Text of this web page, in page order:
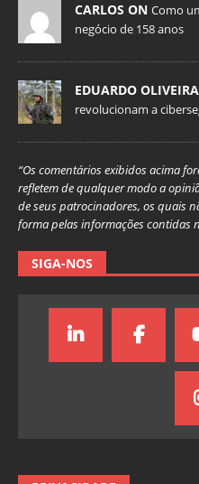
CARLOS ON Como
negócio de 158 anos
EDUARDO
revolucionam a
“Os comentários exibidos acima
refletem de qualquer modo a
de seus patrocinadores, os quais
forma pelas informações contidas
SIGA-NOS